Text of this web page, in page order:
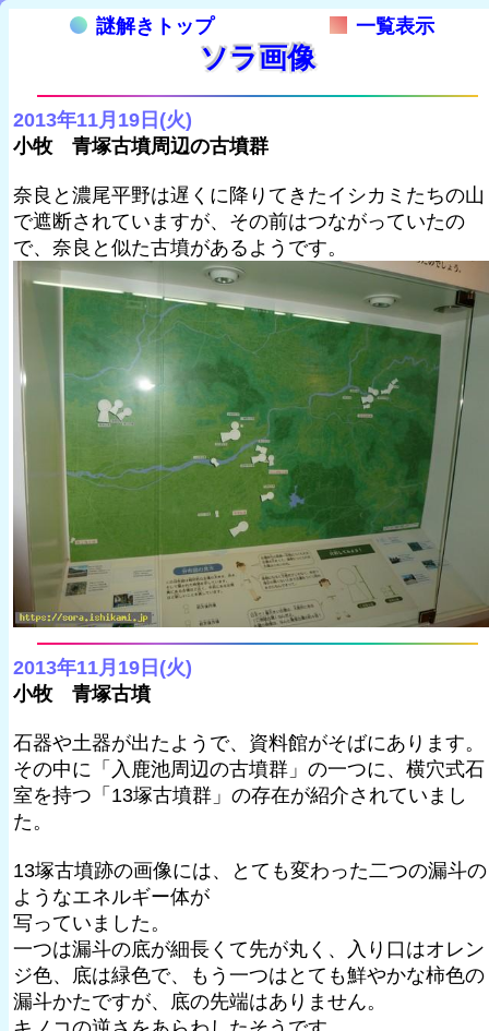
謎解きトップ 一覧表示
ソラ画像
2013年11月19日(火)
小牧 青塚古墳周辺の古墳群
奈良と濃尾平野は遅くに降りてきたイシカミたちの山
で遮断されていますが、その前はつながっていたの
で、奈良と似た古墳があるようです。
2013年11月19日(火)
小牧 青塚古墳
石器や土器が出たようで、資料館がそばにあります。
その中に「入鹿池周辺の古墳群」の一つに、横穴式石
室を持つ「13塚古墳群」の存在が紹介されていまし
た。
13塚古墳跡の画像には、とても変わった二つの漏斗の
ようなエネルギー体が
写っていました。
一つは漏斗の底が細長くて先が丸く、入り口はオレン
ジ色、底は緑色で、もう一つはとても鮮やかな柿色の
漏斗かたですが、底の先端はありません。